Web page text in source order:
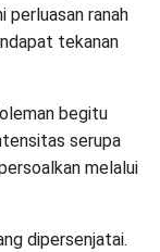
perluasan ranah
tekanan
begitu
serupa
melalui
dipersenjatai.